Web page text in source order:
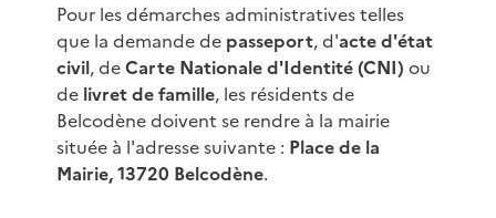
Pour les démarches administratives telles
que la demande de passeport, d'acte d'état
civil, deCarte Nationale d'Identité (CNI) ou
de livret de famille, les résidents de
Belcodène doivent se rendre à la mairie
située à l'adresse suivante : Place de la
Mairie, 13720 Belcodène.